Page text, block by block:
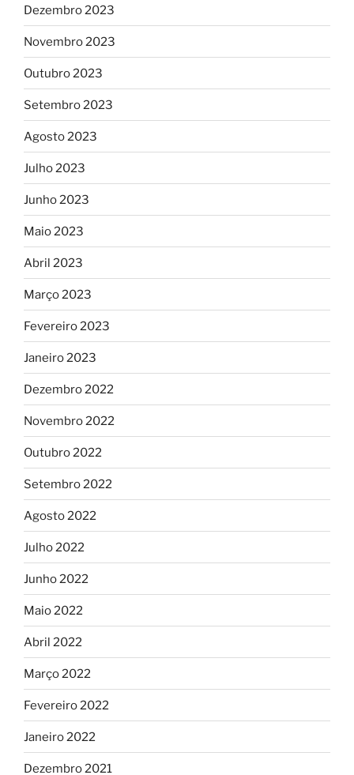
Dezembro 2023
Novembro 2023
Outubro 2023
Setembro 2023
Agosto 2023
Julho 2023
Junho 2023
Maio 2023
Abril 2023
Março 2023
Fevereiro 2023
Janeiro 2023
Dezembro 2022
Novembro 2022
Outubro 2022
Setembro 2022
Agosto 2022
Julho 2022
Junho 2022
Maio 2022
Abril 2022
Março 2022
Fevereiro 2022
Janeiro 2022
Dezembro 2021